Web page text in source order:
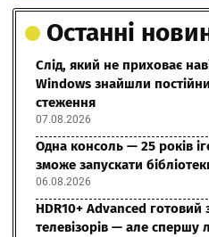
Останні
Слід, який не приховає
Windows знайшли
стеження
07.08.2026
Одна консоль — 25 років
зможе запускати
06.08.2026
HDR10+ Advanced готовий
телевізорів — але спершу